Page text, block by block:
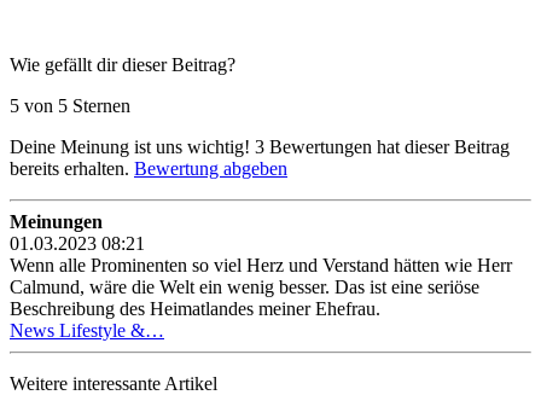
Wie gefällt dir dieser Beitrag?
5 von 5 Sternen
Deine Meinung ist uns wichtig! 3 Bewertungen hat dieser Beitrag
bereits erhalten. Bewertung abgeben
Meinungen
01.03.2023 08:21
Wenn alle Prominenten so viel Herz und Verstand hätten wie Herr
Calmund, wäre die Welt ein wenig besser. Das ist eine seriöse
Beschreibung des Heimatlandes meiner Ehefrau.
News Lifestyle &…
Weitere interessante Artikel